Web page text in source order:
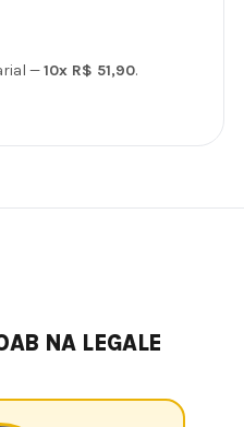
—10x R$ 51,90.
NA LEGALE